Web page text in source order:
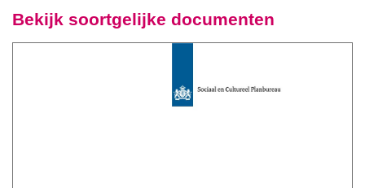
Bekijk soortgelijke documenten